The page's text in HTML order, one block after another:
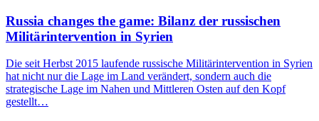
Russia changes the game: Bilanz der russischen
Militärintervention in Syrien
Die seit Herbst 2015 laufende russische Militärintervention in Syrien
hat nicht nur die Lage im Land verändert, sondern auch die
strategische Lage im Nahen und Mittleren Osten auf den Kopf
gestellt…